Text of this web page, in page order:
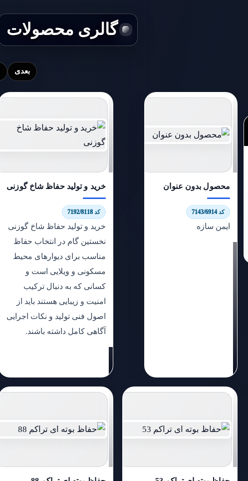
گالری محصولات
بعدی
محصول بدون عنوان
کد 7143/6914
ایمن سازه
خرید و تولید حفاظ شاخ گوزنی
کد 7192/8118
خرید و تولید حفاظ شاخ گوزنی
نخستین گام در انتخاب حفاظ
مناسب برای دیوارهای محیط
مسکونی و ویلایی است و
کسانی که به دنبال ترکیب
امنیت و زیبایی هستند باید از
اصول فنی تولید و نکات اجرایی
آگاهی کامل داشته باشند.